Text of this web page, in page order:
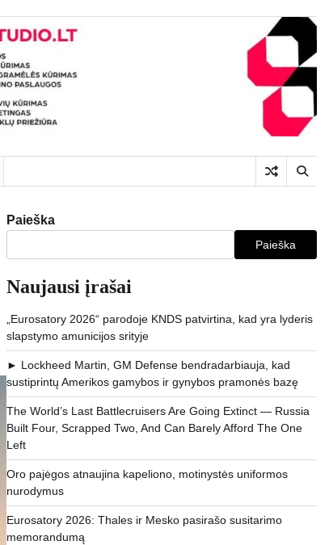
Paieška
Paieška
Naujausi įrašai
„Eurosatory 2026“ parodoje KNDS patvirtina, kad yra lyderis
slapstymo amunicijos srityje
► Lockheed Martin, GM Defense bendradarbiauja, kad
sustiprintų Amerikos gamybos ir gynybos pramonės bazę
The World’s Last Battlecruisers Are Going Extinct — Russia
Built Four, Scrapped Two, And Can Barely Afford The One
Left
Oro pajėgos atnaujina kapeliono, motinystės uniformos
nurodymus
Eurosatory 2026: Thales ir Mesko pasirašo susitarimo
memorandumą